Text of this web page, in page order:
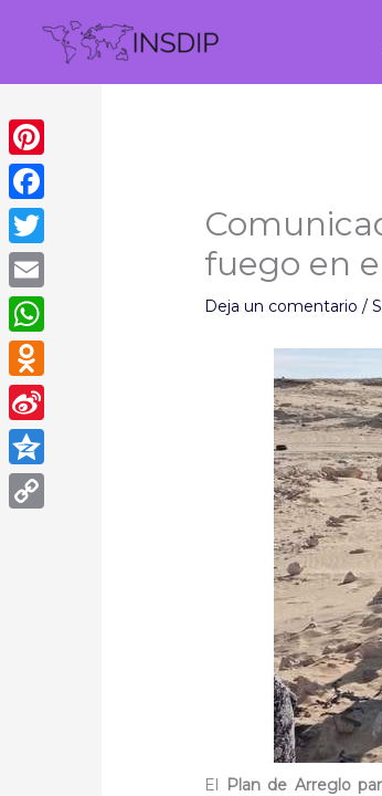
contenido
fuego en
Deja un comentario /
El Plan de Arreglo
Pinterest
Facebook
Twitter
Email
WhatsApp
Odnoklassniki
Sina
Weibo
Qzone